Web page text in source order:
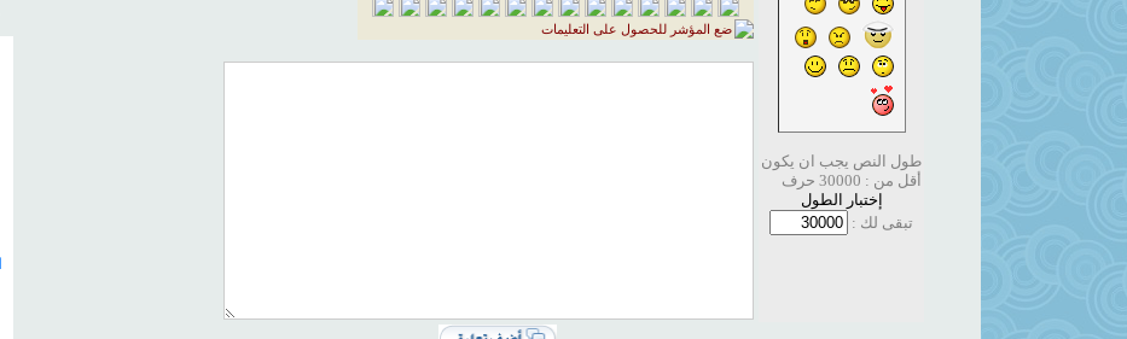
طول النص يجب ان يكون
أقل من : 30000 حرف
إختبار الطول
تبقى لك :